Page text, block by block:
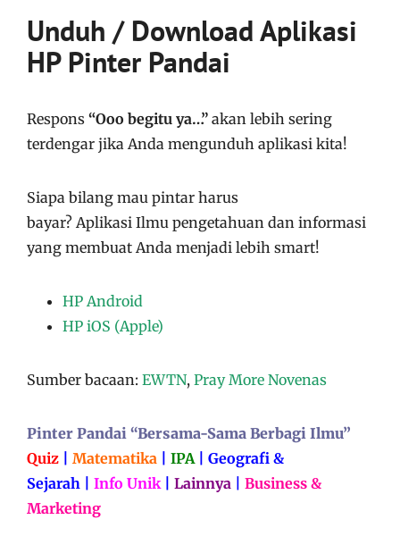
Unduh / Download Aplikasi
HP Pinter Pandai
Respons “Ooo begitu ya…” akan lebih sering
terdengar jika Anda mengunduh aplikasi kita!
Siapa bilang mau pintar harus
bayar? Aplikasi Ilmu pengetahuan dan informasi
yang membuat Anda menjadi lebih smart!
HP Android
HP iOS (Apple)
Sumber bacaan: EWTN, Pray More Novenas
Pinter Pandai “Bersama-Sama Berbagi Ilmu”
Quiz
Matematika IPA
Geografi &
Sejarah
Info Unik Lainnya
Business &
Marketing